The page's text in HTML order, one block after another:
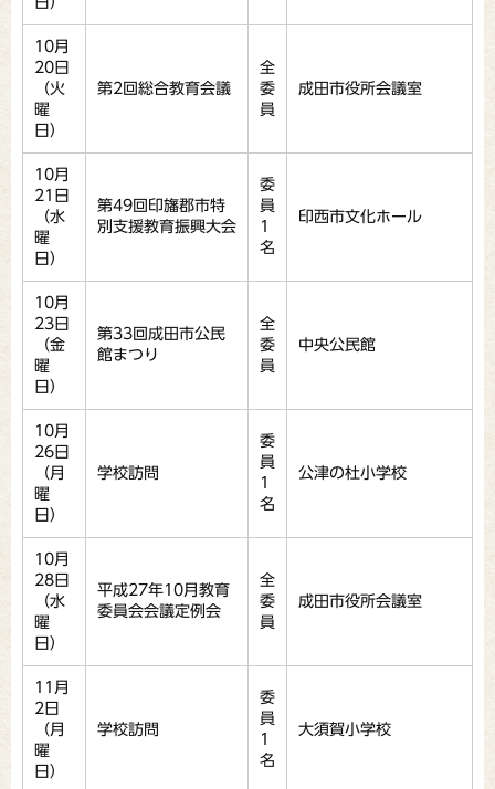
10月
20日
（火
曜
日）
第2回総合教育会議
全
委
員
成田市役所会議室
10月
21日
（水
曜
日）
第49回印旛郡市特
別支援教育振興大会
委
員
1
名
印西市文化ホール
10月
23日
（金
曜
日）
第33回成田市公民
館まつり
全
委
員
中央公民館
10月
26日
（月
曜
日）
学校訪問
委
員
1
名
公津の杜小学校
10月
28日
（水
曜
日）
平成27年10月教育
委員会会議定例会
全
委
員
成田市役所会議室
11月
2日
（月
曜
日）
学校訪問
委
員
1
名
大須賀小学校